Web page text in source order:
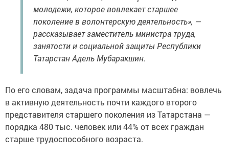
молодежи, которое вовлекает старшее
поколение в волонтерскую деятельность», —
рассказывает заместитель министра труда,
занятости и социальной защиты Республики
Татарстан Адель Мубаракшин.
По его словам, задача программы масштабна: вовлечь
в активную деятельность почти каждого второго
представителя старшего поколения из Татарстана —
порядка 480 тыс. человек или 44% от всех граждан
старше трудоспособного возраста.